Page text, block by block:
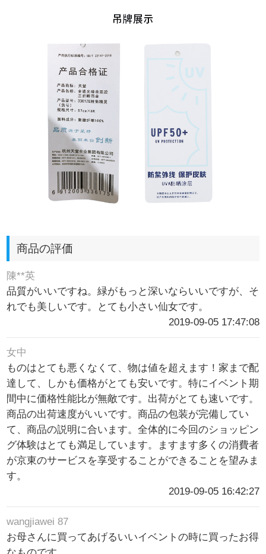
商品の評価
陳**英
品質がいいですね。緑がもっと深いならいいですが、そ
れでも美しいです。とても小さい仙女です。
2019-09-05 17:47:08
女中
ものはとても悪くなくて、物は値を超えます！家まで配
達して、しかも価格がとても安いです。特にイベント期
間中に価格性能比が無敵です。出荷がとても速いです。
商品の出荷速度がいいです。商品の包装が完備してい
て、商品の説明に合います。全体的に今回のショッピン
グ体験はとても満足しています。ますます多くの消費者
が京東のサービスを享受することができることを望みま
す。
2019-09-05 16:42:27
wangjiawei 87
お母さんに買ってあげるいいイベントの時に買ったお得